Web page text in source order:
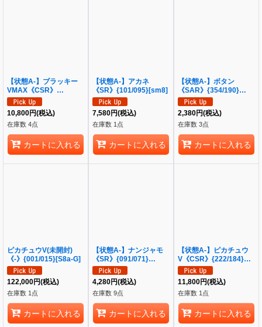
【状態A-】ブラッキー
VMAX《CSR》
{245/184}[S8b]
10,800円(税込)
在庫数 4点
カートに入れる
【状態A-】アカネ
《SR》{101/095}[sm8]
7,580円(税込)
在庫数 1点
カートに入れる
【状態A-】ボタン
《SAR》{354/190}
[SV4a]
2,380円(税込)
在庫数 3点
カートに入れる
ピカチュウV(未開封)
《-》{001/015}[S8a-G]
122,000円(税込)
在庫数 1点
カートに入れる
【状態A-】ナンジャモ
《SR》{091/071}
[SV2D]
4,280円(税込)
在庫数 9点
カートに入れる
【状態A-】ピカチュウ
V《CSR》{222/184}
[S8b]
11,800円(税込)
在庫数 1点
カートに入れる